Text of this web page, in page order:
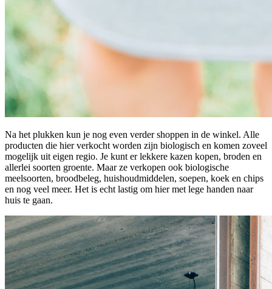
Na het plukken kun je nog even verder shoppen in de winkel. Alle
producten die hier verkocht worden zijn biologisch en komen zoveel
mogelijk uit eigen regio. Je kunt er lekkere kazen kopen, broden en
allerlei soorten groente. Maar ze verkopen ook biologische
meelsoorten, broodbeleg, huishoudmiddelen, soepen, koek en chips
en nog veel meer. Het is echt lastig om hier met lege handen naar
huis te gaan.